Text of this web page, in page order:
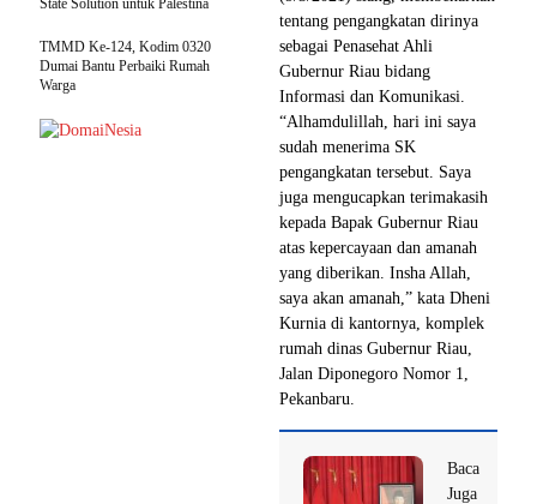
tentang pengangkatan dirinya
sebagai Penasehat Ahli
Gubernur Riau bidang
Informasi dan Komunikasi.
“Alhamdulillah, hari ini saya
sudah menerima SK
pengangkatan tersebut. Saya
juga mengucapkan terimakasih
kepada Bapak Gubernur Riau
atas kepercayaan dan amanah
yang diberikan. Insha Allah,
saya akan amanah,” kata Dheni
Kurnia di kantornya, komplek
rumah dinas Gubernur Riau,
Jalan Diponegoro Nomor 1,
Pekanbaru.
Baca
Juga
State Solution untuk Palestina
TMMD Ke-124, Kodim 0320
Dumai Bantu Perbaiki Rumah
Warga